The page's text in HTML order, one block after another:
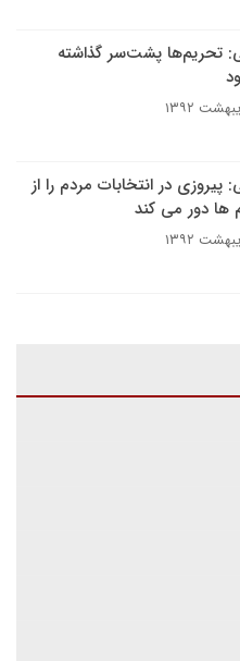
تحریم‌ها پشت‌سر گذاشته
پیروزی در انتخابات مردم را از
ها دور می کند